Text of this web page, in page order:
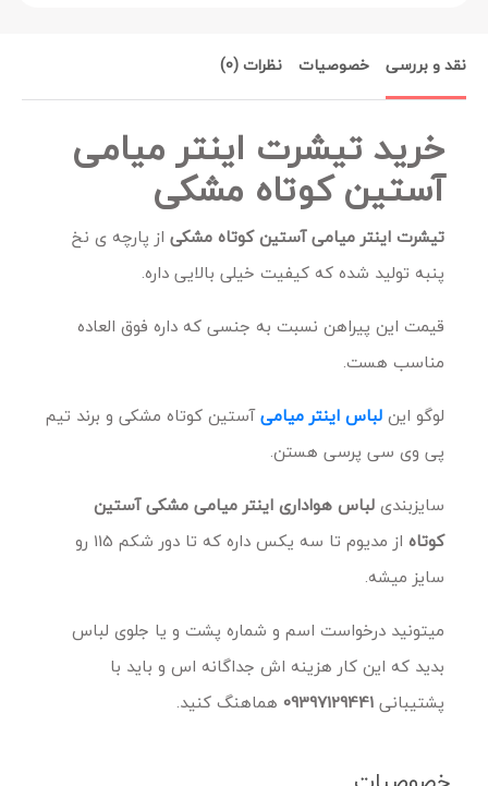
نقد و بررسی خصوصیات نظرات (0)
خرید تیشرت اینتر میامی
آستین کوتاه مشکی
تیشرت اینتر میامی آستین کوتاه مشکی از پارچه ی نخ
پنبه تولید شده که کیفیت خیلی بالایی داره.
قیمت این پیراهن نسبت به جنسی که داره فوق العاده
مناسب هست.
لوگو اینلباس اینتر میامیآستین کوتاه مشکی و برند تیم
پی وی سی پرسی هستن.
سایزبندیلباس هواداری اینتر میامی مشکی آستین
کوتاه
از مدیوم تا سه یکس داره که تا دور شکم 115 رو
سایز میشه.
میتونید درخواست اسم و شماره پشت و یا جلوی لباس
بدید که این کار هزینه اش جداگانه اس و باید با
پشتیبانی09397129441 هماهنگ کنید.